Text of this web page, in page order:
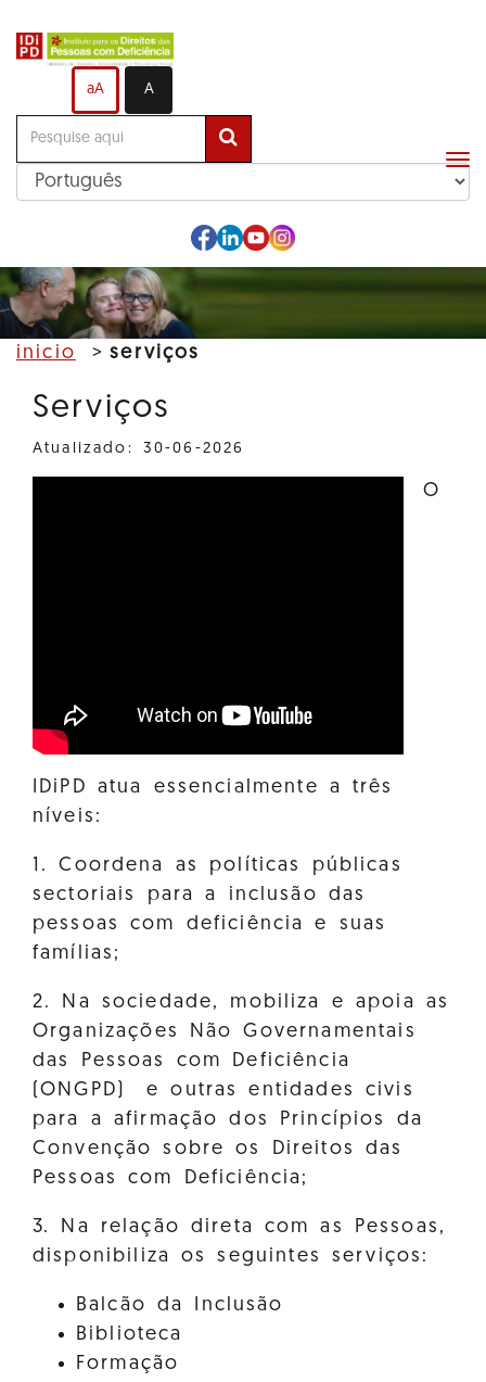
para
principal
aA A
inicio serviços
Serviços
Atualizado: 30-06-2026
O
IDiPD atua essencialmente a três
níveis:
1. Coordena as políticas públicas
sectoriais para a inclusão das
pessoas com deficiência e suas
famílias;
2. Na sociedade, mobiliza e apoia as
Organizações Não Governamentais
das Pessoas com Deficiência
(ONGPD) e outras entidades civis
para a afirmação dos Princípios da
Convenção sobre os Direitos das
Pessoas com Deficiência;
3. Na relação direta com as Pessoas,
disponibiliza os seguintes serviços:
Balcão da Inclusão
Biblioteca
Formação